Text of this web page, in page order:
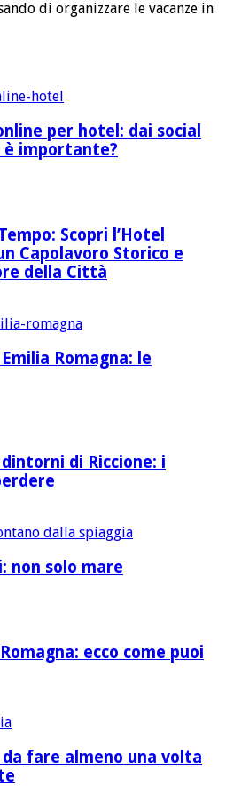
di organizzare le vacanze in
per hotel: dai social
è importante?
Scopri l’Hotel
Capolavoro Storico e
della Città
Romagna: le
di Riccione: i
non solo mare
ecco come puoi
da fare almeno una volta